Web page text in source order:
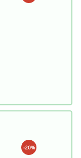
-20%